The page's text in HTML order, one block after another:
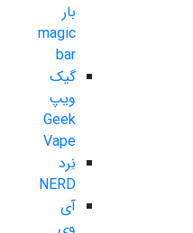
بار
magic
bar
گیک
ویپ
Geek
Vape
نِرد
NERD
آی
وی